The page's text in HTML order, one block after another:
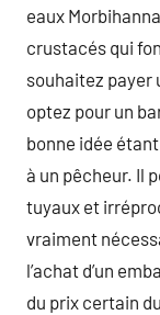
eaux
crustacés qui
souhaitez payer
optez pour un
bonne idée
à un pêcheur. Il
tuyaux et
vraiment
l’achat d’un
du prix certain